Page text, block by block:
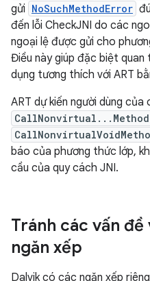
gửi NoSuchMethodError
đến lỗi CheckJNI do các
ngoại lệ được gửi cho
Điều này giúp đặc biệt
dụng tương thích với ART
ART dự kiến người dùng
báo của phương thức lớp,
cầu của quy cách JNI.
Tránh các vấn
ngăn xếp
Dalvik có các ngăn xếp